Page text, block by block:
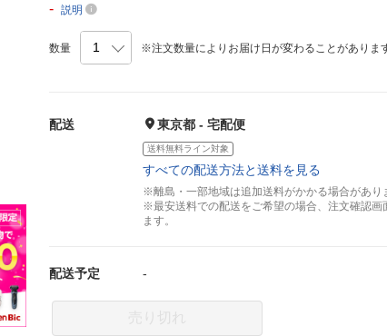
-説明
数量 ※注文数量によりお届け日が変わることがありま
配送 東京都 - 宅配便
送料無料ライン対象
すべての配送方法と送料を見る
※離島・一部地域は追加送料がかかる場合があり
※最安送料での配送をご希望の場合、注文確認
ます。
配送予定 -